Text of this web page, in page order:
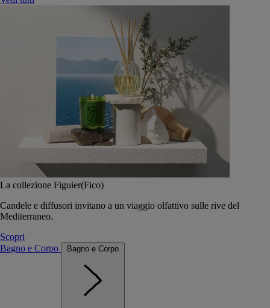
La collezione Figuier(Fico)
Candele e diffusori invitano a un viaggio olfattivo sulle rive del
Mediterraneo.
Scopri
Bagno e Corpo
Bagno e Corpo